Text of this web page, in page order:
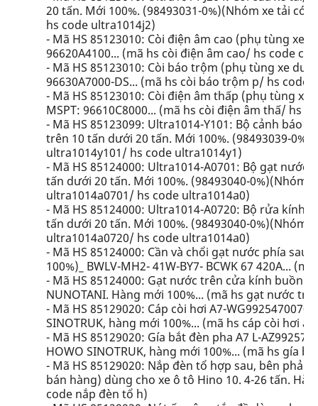
20 tấn. Mới 100%. (98493031-0%)(Nhóm xe tải có
hs code ultra1014j2)
- Mã HS 85123010: Còi điện âm cao (phụ tùng xe
96620A4100... (mã hs còi điện âm cao/ hs code
- Mã HS 85123010: Còi báo trộm (phụ tùng xe du
96630A7000-DS... (mã hs còi báo trộm p/ hs code
- Mã HS 85123010: Còi điện âm thấp (phụ tùng xe
MSPT: 96610C8000... (mã hs còi điện âm thấ/ hs
- Mã HS 85123099: Ultra1014-Y101: Bộ cảnh báo
trên 10 tấn dưới 20 tấn. Mới 100%. (98493039-
ultra1014y101/ hs code ultra1014y1)
- Mã HS 85124000: Ultra1014-A0701: Bộ gạt nước
tấn dưới 20 tấn. Mới 100%. (98493040-0%)(Nhóm
ultra1014a0701/ hs code ultra1014a0)
- Mã HS 85124000: Ultra1014-A0720: Bộ rửa kính
tấn dưới 20 tấn. Mới 100%. (98493040-0%)(Nhóm
ultra1014a0720/ hs code ultra1014a0)
- Mã HS 85124000: Cần và chổi gạt nước phía
100%)_ BWLV-MH2- 41W-BY7- BCWK 67 420A...
- Mã HS 85124000: Gạt nước trên cửa kính buồng
NUNOTANI. Hàng mới 100%... (mã hs gạt nước
- Mã HS 85129020: Cáp còi hơi A7-
SINOTRUK, hàng mới 100%... (mã hs cáp còi hơi
- Mã HS 85129020: Gía bắt đèn pha A7 L-
HOWO SINOTRUK, hàng mới 100%... (mã hs gía
- Mã HS 85129020: Nắp đèn tổ hợp sau, bên phải
bán hàng) dùng cho xe ô tô Hino 10. 4-26 tấn.
code nắp đèn tổ h)